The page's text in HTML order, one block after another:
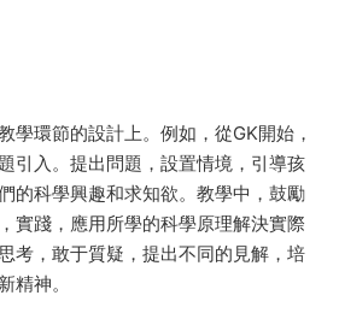
學環節的設計上。例如，從GK開始，
引入。提出問題，設置情境，引導孩
的科學興趣和求知欲。教學中，鼓勵
實踐，應用所學的科學原理解決實際
考，敢于質疑，提出不同的見解，培
精神。